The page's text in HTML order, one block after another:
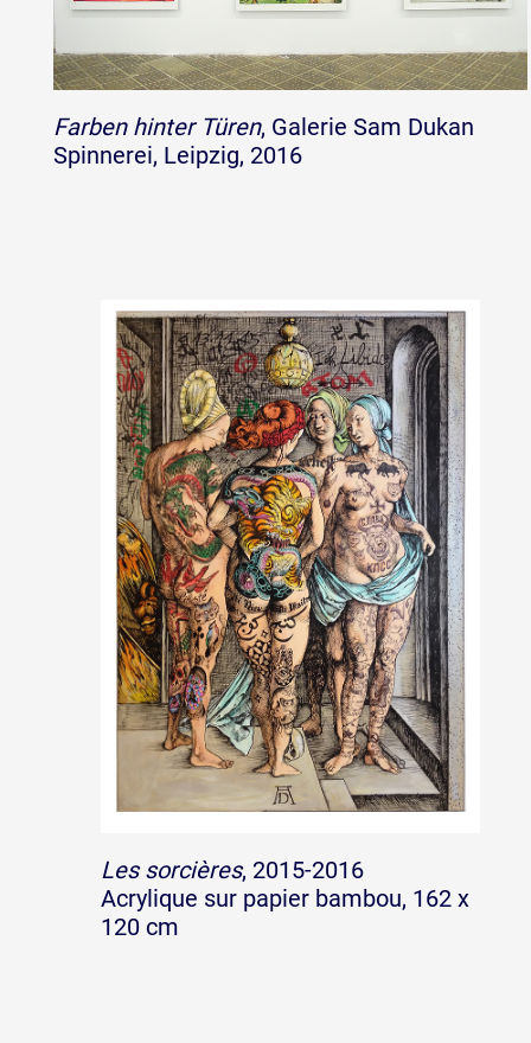
Farben hinter Türen, Galerie Sam Dukan
Spinnerei, Leipzig, 2016
Les sorcières, 2015-2016
Acrylique sur papier bambou, 162 x
120 cm